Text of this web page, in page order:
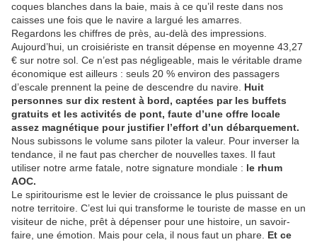
coques blanches dans la baie, mais à ce qu’il reste dans nos
caisses une fois que le navire a largué les amarres.
Regardons les chiffres de près, au-delà des impressions.
Aujourd’hui, un croisiériste en transit dépense en moyenne 43,27
€ sur notre sol. Ce n’est pas négligeable, mais le véritable drame
économique est ailleurs : seuls 20 % environ des passagers
d’escale prennent la peine de descendre du navire. Huit
personnes sur dix restent à bord, captées par les buffets
gratuits et les activités de pont, faute d’une offre locale
assez magnétique pour justifier l’effort d’un débarquement.
Nous subissons le volume sans piloter la valeur. Pour inverser la
tendance, il ne faut pas chercher de nouvelles taxes. Il faut
utiliser notre arme fatale, notre signature mondiale : le rhum
AOC.
Le spiritourisme est le levier de croissance le plus puissant de
notre territoire. C’est lui qui transforme le touriste de masse en un
visiteur de niche, prêt à dépenser pour une histoire, un savoir-
faire, une émotion. Mais pour cela, il nous faut un phare. Et ce